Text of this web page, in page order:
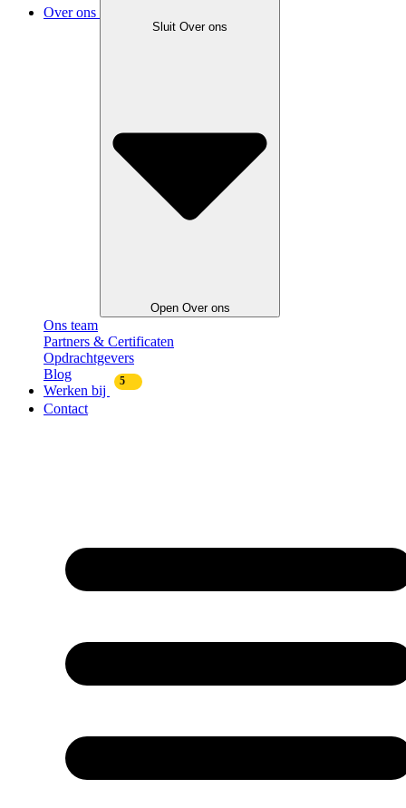
Over ons
Sluit Over ons
Open Over ons
Ons team
Partners & Certificaten
Opdrachtgevers
Blog
Werken bij
5
Contact